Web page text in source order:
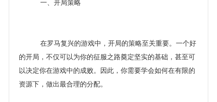
一、开局策略
在罗马复兴的游戏中，开局的策略至关重要。一个好
的开局，不仅可以为你的征服之路奠定坚实的基础，甚至可
以决定你在游戏中的成败。因此，你需要学会如何在有限的
资源下，做出最合理的分配。